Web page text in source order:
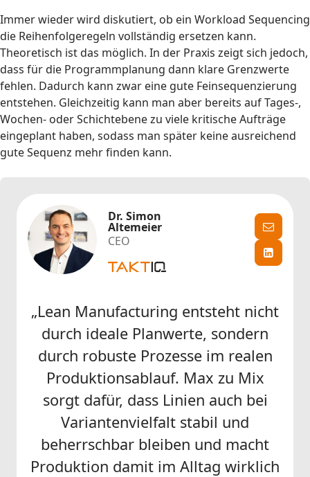
Immer wieder wird diskutiert, ob ein Workload Sequencing
die Reihenfolgeregeln vollständig ersetzen kann.
Theoretisch ist das möglich. In der Praxis zeigt sich jedoch,
dass für die Programmplanung dann klare Grenzwerte
fehlen. Dadurch kann zwar eine gute Feinsequenzierung
entstehen. Gleichzeitig kann man aber bereits auf Tages-,
Wochen- oder Schichtebene zu viele kritische Aufträge
eingeplant haben, sodass man später keine ausreichend
gute Sequenz mehr finden kann.
Dr. Simon
Altemeier
CEO
„Lean Manufacturing entsteht nicht
durch ideale Planwerte, sondern
durch robuste Prozesse im realen
Produktionsablauf. Max zu Mix
sorgt dafür, dass Linien auch bei
Variantenvielfalt stabil und
beherrschbar bleiben und macht
Produktion damit im Alltag wirklich